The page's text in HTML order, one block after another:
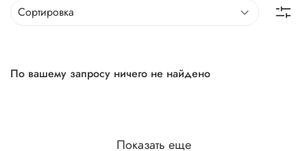
По вашему запросу ничего не найдено
Показать еще